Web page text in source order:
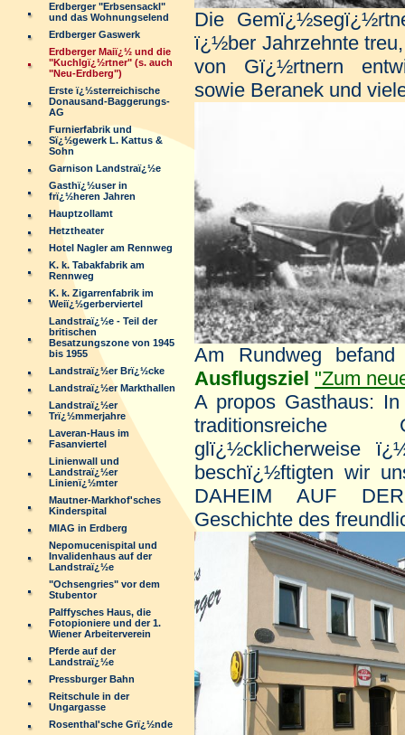
Erdberger "Erbsensackl"
und das Wohnungselend
Erdberger Gaswerk
Erdberger Maiï¿½ und die
"Kuchlgï¿½rtner" (s. auch
"Neu-Erdberg")
Erste ï¿½sterreichische
Donausand-Baggerungs-
AG
Furnierfabrik und
Sï¿½gewerk L. Kattus &
Sohn
Garnison Landstraï¿½e
Gasthï¿½user in
frï¿½heren Jahren
Hauptzollamt
Hetztheater
Hotel Nagler am Rennweg
K. k. Tabakfabrik am
Rennweg
K. k. Zigarrenfabrik im
Weiï¿½gerberviertel
Landstraï¿½e - Teil der
britischen
Besatzungszone von 1945
bis 1955
Landstraï¿½er Brï¿½cke
Landstraï¿½er Markthallen
Landstraï¿½er
Trï¿½mmerjahre
Laveran-Haus im
Fasanviertel
Linienwall und
Landstraï¿½er
Linienï¿½mter
Mautner-Markhof'sches
Kinderspital
MIAG in Erdberg
Nepomucenispital und
Invalidenhaus auf der
Landstraï¿½e
"Ochsengries" vor dem
Stubentor
Palffysches Haus, die
Fotopioniere und der 1.
Wiener Arbeiterverein
Pferde auf der
Landstraï¿½e
Pressburger Bahn
Reitschule in der
Ungargasse
Rosenthal'sche Grï¿½nde
Die
ï¿½ber Jahrzehnte
von Gï¿½rtnern
sowie Beranek und
Am Rundweg
Ausflugsziel "Zum
A propos Gasthaus:
traditionsreiche
glï¿½cklicherweise
beschï¿½ftigten wir
DAHEIM AUF
Geschichte des